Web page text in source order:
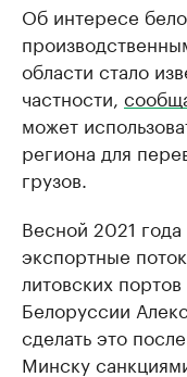
Об интересе
области стало
частности,
может
региона для
грузов.
Весной 2021
экспортные
литовских
Белоруссии
сделать это
Минску